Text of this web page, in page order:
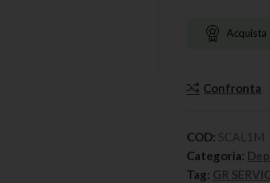
Confronta
COD: SCAL1M
Categoria:
Tag: GR